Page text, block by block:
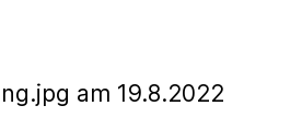
am 19.8.2022